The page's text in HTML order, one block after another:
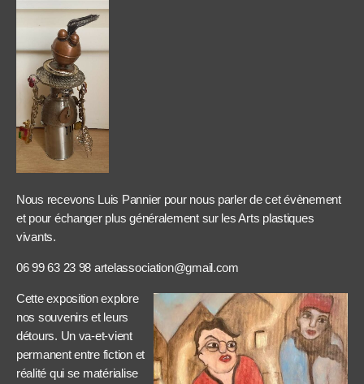
Nous recevons Luis Pannier pour nous parler de cet évènement
et pour échanger plus généralement sur les Arts plastiques
vivants.
06 99 63 23 98 artelassociation@gmail.com
Cette exposition explore
nos souvenirs et leurs
détours. Un va-et-vient
permanent entre fiction et
réalité qui se matérialise